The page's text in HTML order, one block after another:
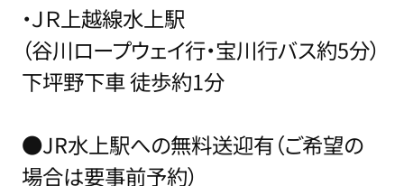
・ＪＲ上越線水上駅
（谷川ロープウェイ行・宝川行バス約5分）
下坪野下車 徒歩約1分
●JR水上駅への無料送迎有（ご希望の
場合は要事前予約）